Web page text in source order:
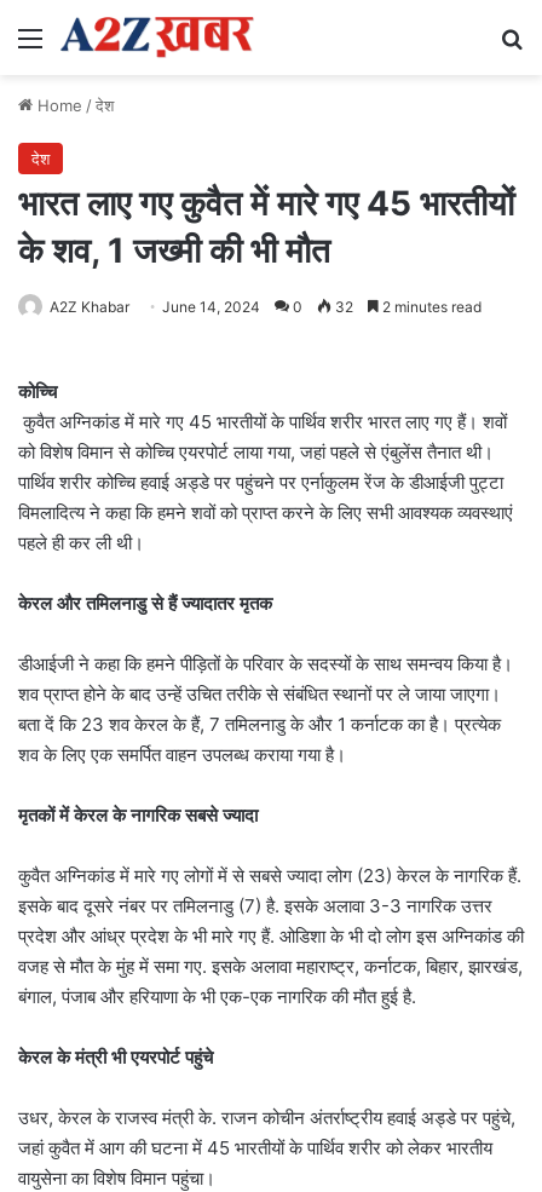
Menu
Home /देश
देश
भारत लाए गए कुवैत में मारे गए 45 भारतीयों
के शव, 1 जख्मी की भी मौत
A2Z Khabar June 14, 2024 0 32 2 minutes read
कोच्चि
कुवैत अग्निकांड में मारे गए 45 भारतीयों के पार्थिव शरीर भारत लाए गए हैं। शवों
को विशेष विमान से कोच्चि एयरपोर्ट लाया गया, जहां पहले से एंबुलेंस तैनात थी।
पार्थिव शरीर कोच्चि हवाई अड्डे पर पहुंचने पर एर्नाकुलम रेंज के डीआईजी पुट्टा
विमलादित्य ने कहा कि हमने शवों को प्राप्त करने के लिए सभी आवश्यक व्यवस्थाएं
पहले ही कर ली थी।
केरल और तमिलनाडु से हैं ज्यादातर मृतक
डीआईजी ने कहा कि हमने पीड़ितों के परिवार के सदस्यों के साथ समन्वय किया है।
शव प्राप्त होने के बाद उन्हें उचित तरीके से संबंधित स्थानों पर ले जाया जाएगा।
बता दें कि 23 शव केरल के हैं, 7 तमिलनाडु के और 1 कर्नाटक का है। प्रत्येक
शव के लिए एक समर्पित वाहन उपलब्ध कराया गया है।
मृतकों में केरल के नागरिक सबसे ज्यादा
कुवैत अग्निकांड में मारे गए लोगों में से सबसे ज्यादा लोग (23) केरल के नागरिक हैं.
इसके बाद दूसरे नंबर पर तमिलनाडु (7) है. इसके अलावा 3-3 नागरिक उत्तर
प्रदेश और आंध्र प्रदेश के भी मारे गए हैं. ओडिशा के भी दो लोग इस अग्निकांड की
वजह से मौत के मुंह में समा गए. इसके अलावा महाराष्ट्र, कर्नाटक, बिहार, झारखंड,
बंगाल, पंजाब और हरियाणा के भी एक-एक नागरिक की मौत हुई है.
केरल के मंत्री भी एयरपोर्ट पहुंचे
उधर, केरल के राजस्व मंत्री के. राजन कोचीन अंतर्राष्ट्रीय हवाई अड्डे पर पहुंचे,
जहां कुवैत में आग की घटना में 45 भारतीयों के पार्थिव शरीर को लेकर भारतीय
वायुसेना का विशेष विमान पहुंचा।